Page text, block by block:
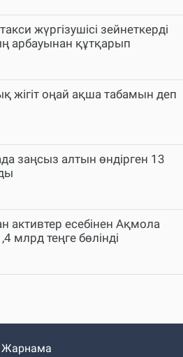
жүргізушісі зейнеткерді
арбауынан құтқарып
жігіт оңай ақша табамын деп
заңсыз алтын өндірген 13
активтер есебінен Ақмола
млрд теңге бөлінді
Жарнама